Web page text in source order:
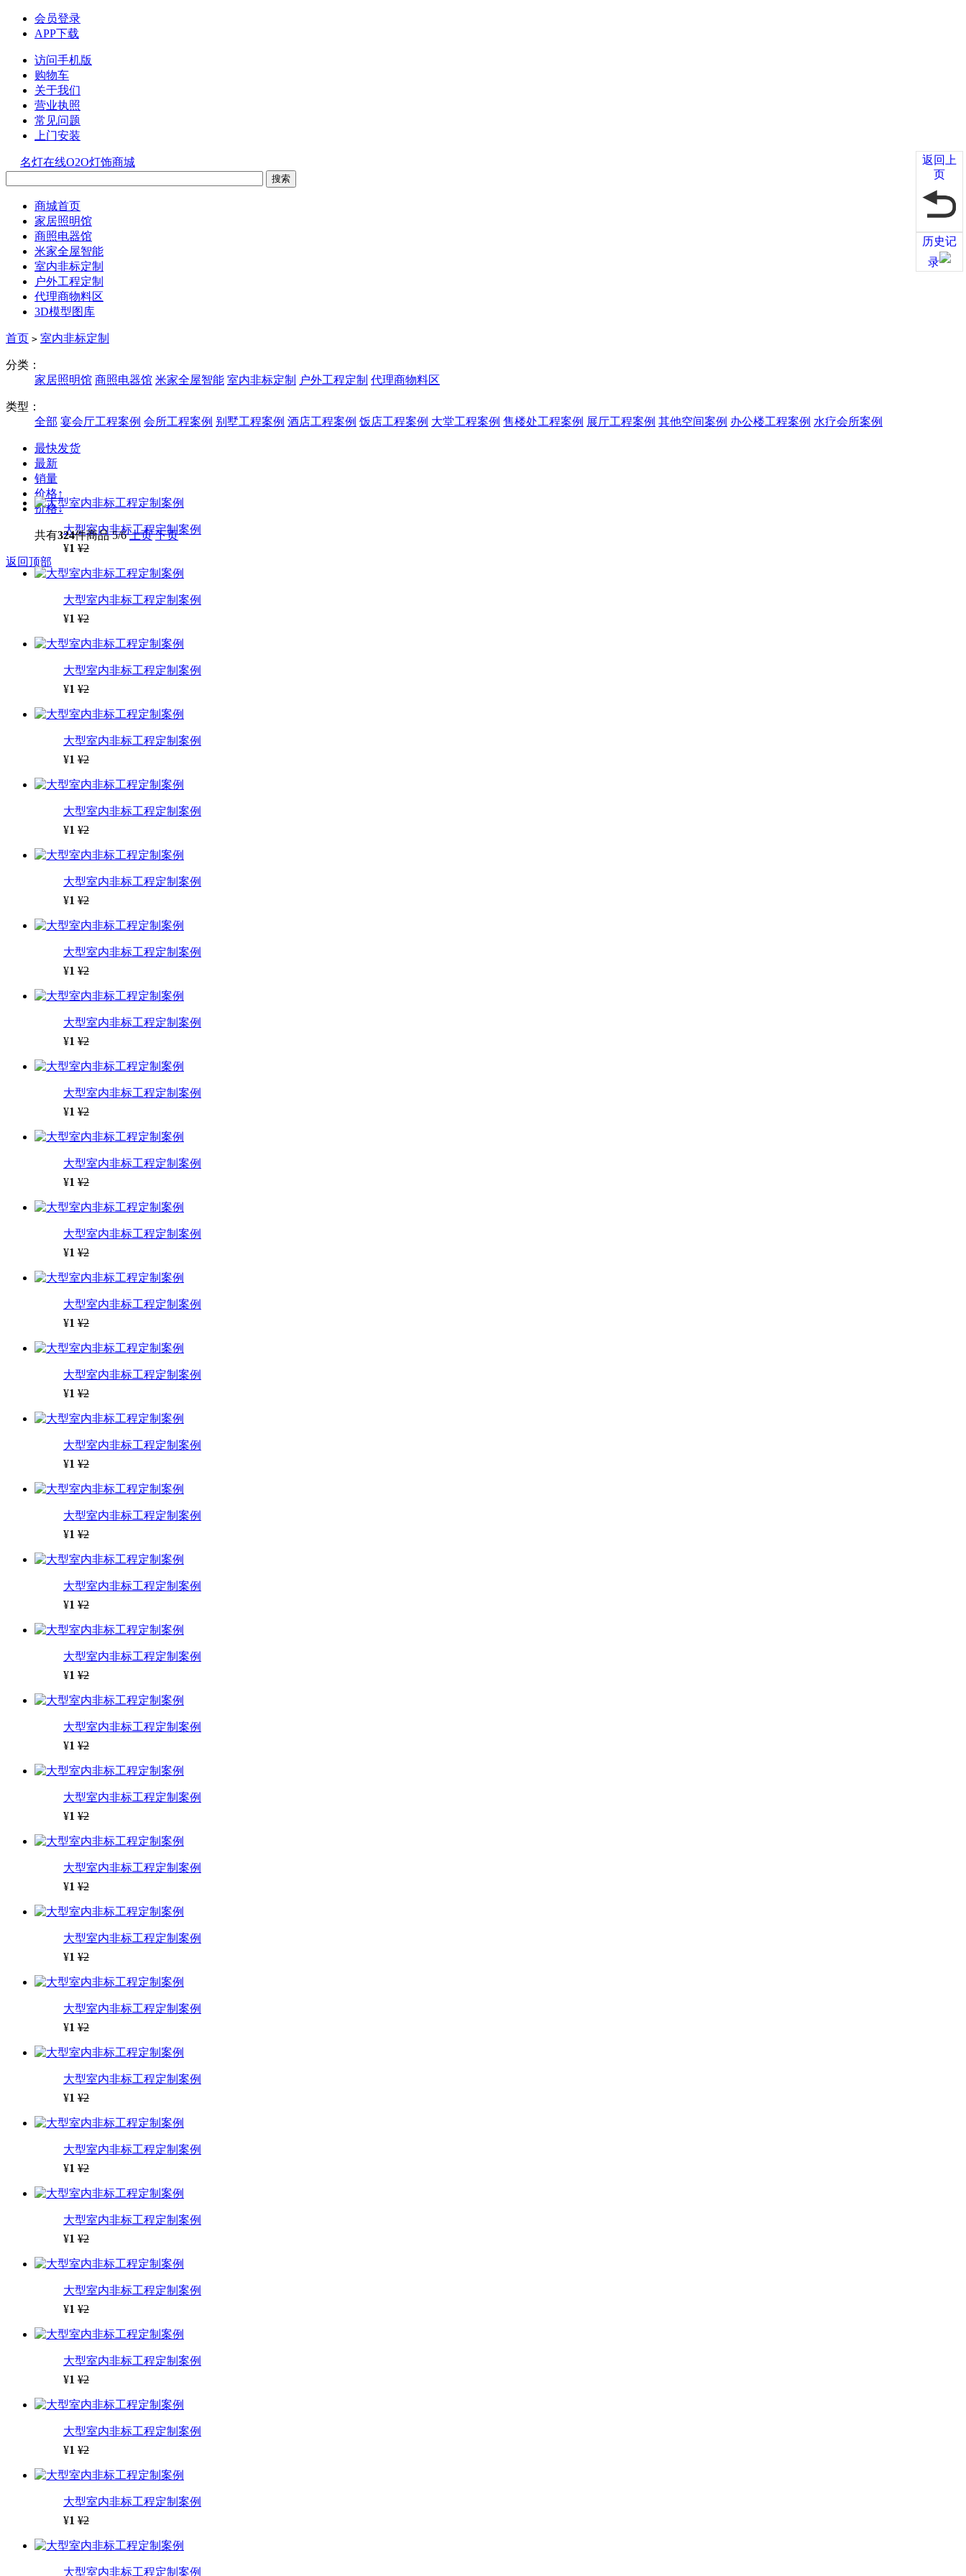
会员登录
APP下载
访问手机版
购物车
关于我们
营业执照
常见问题
上门安装
名灯在线O2O灯饰商城
商城首页
家居照明馆
商照电器馆
米家全屋智能
室内非标定制
户外工程定制
代理商物料区
3D模型图库
首页 > 室内非标定制
分类：
家居照明馆 商照电器馆 米家全屋智能 室内非标定制 户外工程定制 代理商物料区
类型：
全部 宴会厅工程案例 会所工程案例 别墅工程案例 酒店工程案例 饭店工程案例 大堂工程案例 售楼处工程案例 展厅工程案例 其他空间案例 办公楼工程案例 水疗会所案例
最快发货
最新
销量
价格↑
价格↓
共有324件商品 5/6 上页 下页
返回顶部
大型室内非标工程定制案例
¥1 ¥2
大型室内非标工程定制案例
¥1 ¥2
大型室内非标工程定制案例
¥1 ¥2
大型室内非标工程定制案例
¥1 ¥2
大型室内非标工程定制案例
¥1 ¥2
大型室内非标工程定制案例
¥1 ¥2
大型室内非标工程定制案例
¥1 ¥2
大型室内非标工程定制案例
¥1 ¥2
大型室内非标工程定制案例
¥1 ¥2
大型室内非标工程定制案例
¥1 ¥2
大型室内非标工程定制案例
¥1 ¥2
大型室内非标工程定制案例
¥1 ¥2
大型室内非标工程定制案例
¥1 ¥2
大型室内非标工程定制案例
¥1 ¥2
大型室内非标工程定制案例
¥1 ¥2
大型室内非标工程定制案例
¥1 ¥2
大型室内非标工程定制案例
¥1 ¥2
大型室内非标工程定制案例
¥1 ¥2
大型室内非标工程定制案例
¥1 ¥2
大型室内非标工程定制案例
¥1 ¥2
大型室内非标工程定制案例
¥1 ¥2
大型室内非标工程定制案例
¥1 ¥2
大型室内非标工程定制案例
¥1 ¥2
大型室内非标工程定制案例
¥1 ¥2
大型室内非标工程定制案例
¥1 ¥2
大型室内非标工程定制案例
¥1 ¥2
大型室内非标工程定制案例
¥1 ¥2
大型室内非标工程定制案例
¥1 ¥2
大型室内非标工程定制案例
¥1 ¥2
大型室内非标工程定制案例
返回上
页
历史记
录